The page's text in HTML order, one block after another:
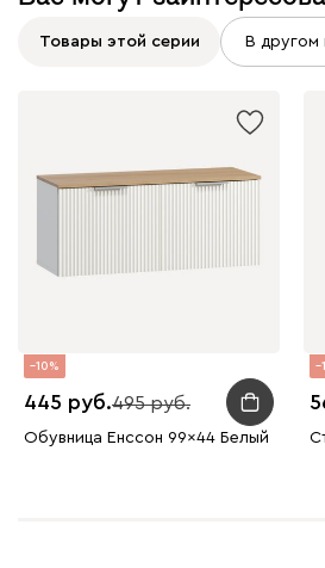
Товары этой серии В другом
10
445 495
Обувница Енссон 99x44 Белый